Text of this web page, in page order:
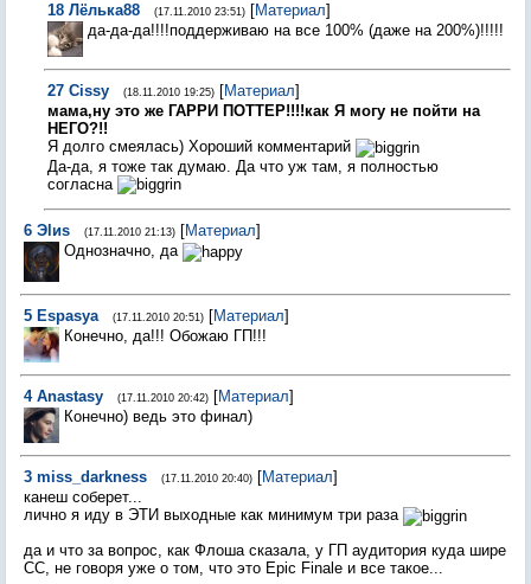
18 Лёлька88 (17.11.2010 23:51) [Материал]
да-да-да!!!!поддерживаю на все 100% (даже на 200%)!!!!!
27 Cissy (18.11.2010 19:25) [Материал]
мама,ну это же ГАРРИ ПОТТЕР!!!!как Я могу не пойти на
НЕГО?!!
Я долго смеялась) Хороший комментарий
Да-да, я тоже так думаю. Да что уж там, я полностью
согласна
6 Эlиs (17.11.2010 21:13) [Материал]
Однозначно, да
5 Espasya (17.11.2010 20:51) [Материал]
Конечно, да!!! Обожаю ГП!!!
4 Anastasy (17.11.2010 20:42) [Материал]
Конечно) ведь это финал)
3 miss_darkness (17.11.2010 20:40) [Материал]
канеш соберет...
лично я иду в ЭТИ выходные как минимум три раза
да и что за вопрос, как Флоша сказала, у ГП аудитория куда шире
СС, не говоря уже о том, что это Epic Finale и все такое...